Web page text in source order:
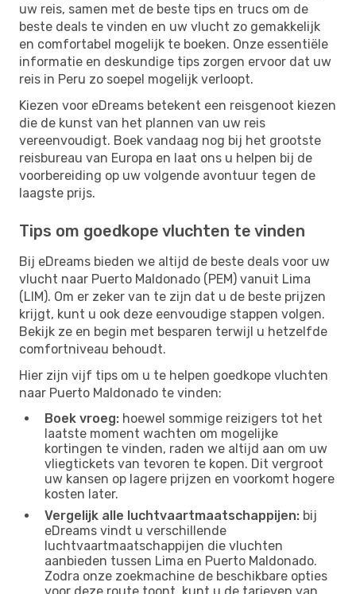
uw reis, samen met de beste tips en trucs om de
beste deals te vinden en uw vlucht zo gemakkelijk
en comfortabel mogelijk te boeken. Onze essentiële
informatie en deskundige tips zorgen ervoor dat uw
reis in Peru zo soepel mogelijk verloopt.
Kiezen voor eDreams betekent een reisgenoot kiezen
die de kunst van het plannen van uw reis
vereenvoudigt. Boek vandaag nog bij het grootste
reisbureau van Europa en laat ons u helpen bij de
voorbereiding op uw volgende avontuur tegen de
laagste prijs.
Tips om goedkope vluchten te vinden
Bij eDreams bieden we altijd de beste deals voor uw
vlucht naar Puerto Maldonado (PEM) vanuit Lima
(LIM). Om er zeker van te zijn dat u de beste prijzen
krijgt, kunt u ook deze eenvoudige stappen volgen.
Bekijk ze en begin met besparen terwijl u hetzelfde
comfortniveau behoudt.
Hier zijn vijf tips om u te helpen goedkope vluchten
naar Puerto Maldonado te vinden:
Boek vroeg: hoewel sommige reizigers tot het
laatste moment wachten om mogelijke
kortingen te vinden, raden we altijd aan om uw
vliegtickets van tevoren te kopen. Dit vergroot
uw kansen op lagere prijzen en voorkomt hogere
kosten later.
Vergelijk alle luchtvaartmaatschappijen: bij
eDreams vindt u verschillende
luchtvaartmaatschappijen die vluchten
aanbieden tussen Lima en Puerto Maldonado.
Zodra onze zoekmachine de beschikbare opties